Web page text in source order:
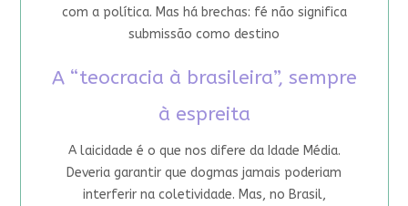
com a política. Mas há brechas: fé não significa
submissão como destino
A “teocracia à brasileira”, sempre
à espreita
A laicidade é o que nos difere da Idade Média.
Deveria garantir que dogmas jamais poderiam
interferir na coletividade. Mas, no Brasil,